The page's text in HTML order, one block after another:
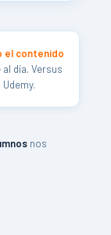
el contenido
día. Versus
nos